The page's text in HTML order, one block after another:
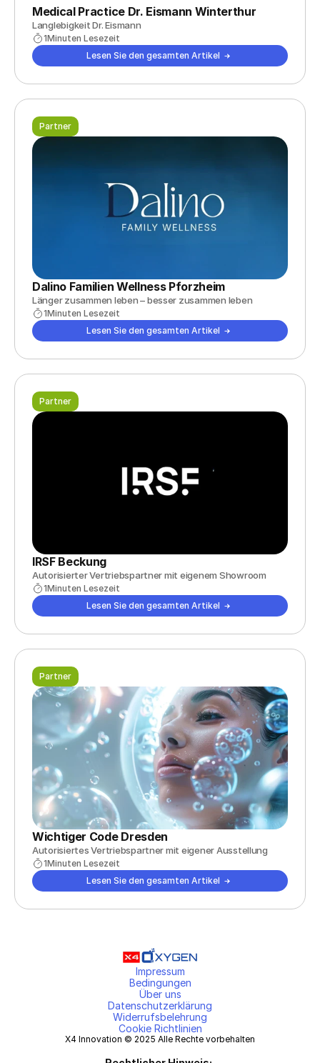
Medical Practice Dr. Eismann Winterthur
Langlebigkeit Dr. Eismann
1Minuten Lesezeit
Lesen Sie den gesamten Artikel
Partner
Dalino Familien Wellness Pforzheim
Länger zusammen leben – besser zusammen leben
1Minuten Lesezeit
Lesen Sie den gesamten Artikel
Partner
IRSF Beckung
Autorisierter Vertriebspartner mit eigenem Showroom
1Minuten Lesezeit
Lesen Sie den gesamten Artikel
Partner
Wichtiger Code Dresden
Autorisiertes Vertriebspartner mit eigener Ausstellung
1Minuten Lesezeit
Lesen Sie den gesamten Artikel
Impressum
Bedingungen
Über uns
Datenschutzerklärung
Widerrufsbelehrung
Cookie Richtlinien
X4 Innovation © 2025 Alle Rechte vorbehalten